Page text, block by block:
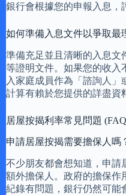
銀行會根據您的申報入息，
如何準備入息文件以爭取最
準備充足並且清晰的入息文
等證明文件。如果您的收入
入家庭成員作為「諮詢人
計算有賴於您提供的詳盡資
居屋按揭利率常見問題
申請居屋按揭需要擔保人嗎
不少朋友都會想知道，申請
額外擔保人。政府的擔保作
紀錄有問題，銀行仍然可能